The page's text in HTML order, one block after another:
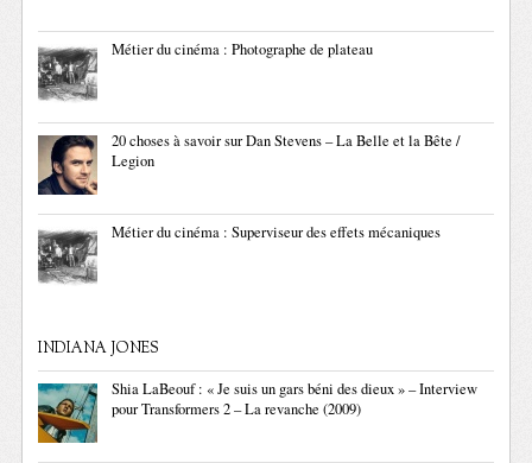
Métier du cinéma : Photographe de plateau
20 choses à savoir sur Dan Stevens – La Belle et la Bête /
Legion
Métier du cinéma : Superviseur des effets mécaniques
INDIANA JONES
Shia LaBeouf : « Je suis un gars béni des dieux » – Interview
pour Transformers 2 – La revanche (2009)